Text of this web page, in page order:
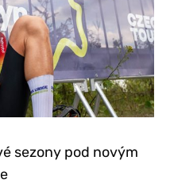
sezony pod novým